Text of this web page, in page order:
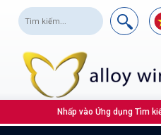
Nhấp vào Ứng dụng Tìm